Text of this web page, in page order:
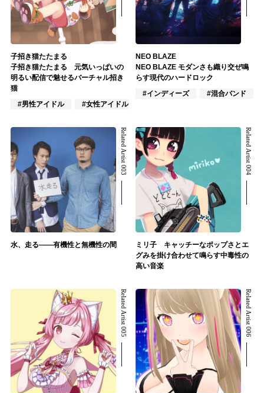
子招き猫たたまる
子招き猫たたまる 元気いっぱいの
明るい配信で魅せるバーチャル招き
猫
#男性アイドル
#女性アイドル
NEO BLAZE
NEO BLAZE モダンさも織り交ぜ鳴
らす現代のハードロック
#インディーズ
#混合バンド
Related Artist 003
水、走る――有機性と無機性の間
Related Artist 004
ミリ子 キャッチーなポップさとエ
グみを掛け合わせて鳴らす中毒性の
高い音楽
Related Artist 005 Related Artist 006